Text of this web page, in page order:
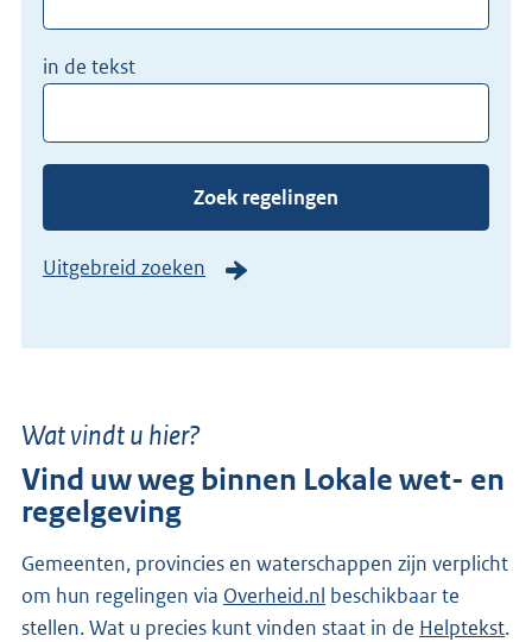
in de tekst
Zoek regelingen
Uitgebreid zoeken
Wat vindt u hier?
Vind uw weg binnen Lokale wet- en
regelgeving
Gemeenten, provincies en waterschappen zijn verplicht
om hun regelingen via Overheid.nl beschikbaar te
stellen. Wat u precies kunt vinden staat in de Helptekst.